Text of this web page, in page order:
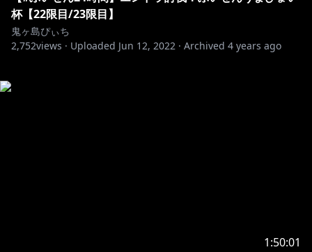
杯【22限目/23限目】
鬼ヶ島ぴぃち
2,752views · Uploaded Jun 12, 2022 · Archived 4 years ago
1:50:01